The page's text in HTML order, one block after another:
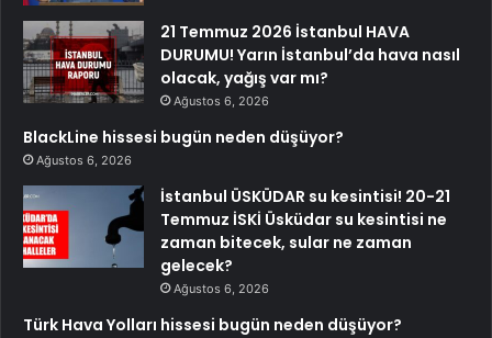
21 Temmuz 2026 İstanbul HAVA
DURUMU! Yarın İstanbul’da hava nasıl
olacak, yağış var mı?
Ağustos 6, 2026
BlackLine hissesi bugün neden düşüyor?
Ağustos 6, 2026
İstanbul ÜSKÜDAR su kesintisi! 20-21
Temmuz İSKİ Üsküdar su kesintisi ne
zaman bitecek, sular ne zaman
gelecek?
Ağustos 6, 2026
Türk Hava Yolları hissesi bugün neden düşüyor?